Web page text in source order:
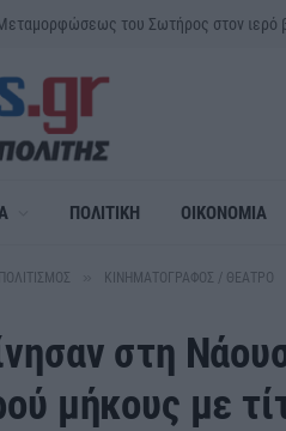
ΠΟΛΙΤΙΚΗ ΟΙΚΟΝΟΜΙΑ
ΠΟΛΙΤΙΣΜΟΣ ΚΙΝΗΜΑΤΟΓΡΑΦΟΣ / ΘΕΑΤΡΟ
στη
μήκους με